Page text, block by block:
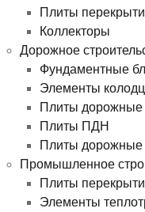
Плиты
Коллекторы
Дорожное
Фундаментные
Элементы
Плиты дорожные
Плиты ПДН
Плиты дорожные
Промышленное
Плиты
Элементы